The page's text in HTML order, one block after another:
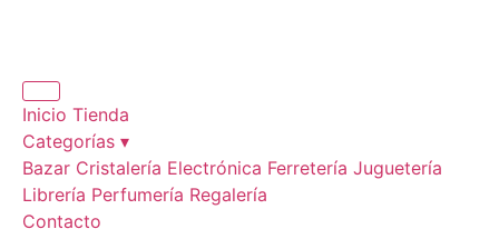
Inicio Tienda
Categorías ▾
Bazar Cristalería Electrónica Ferretería Juguetería
Librería Perfumería Regalería
Contacto